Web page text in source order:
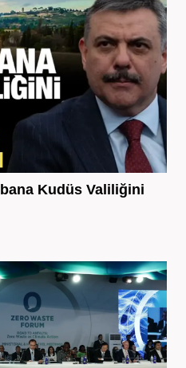
Kudüs Valiliğini